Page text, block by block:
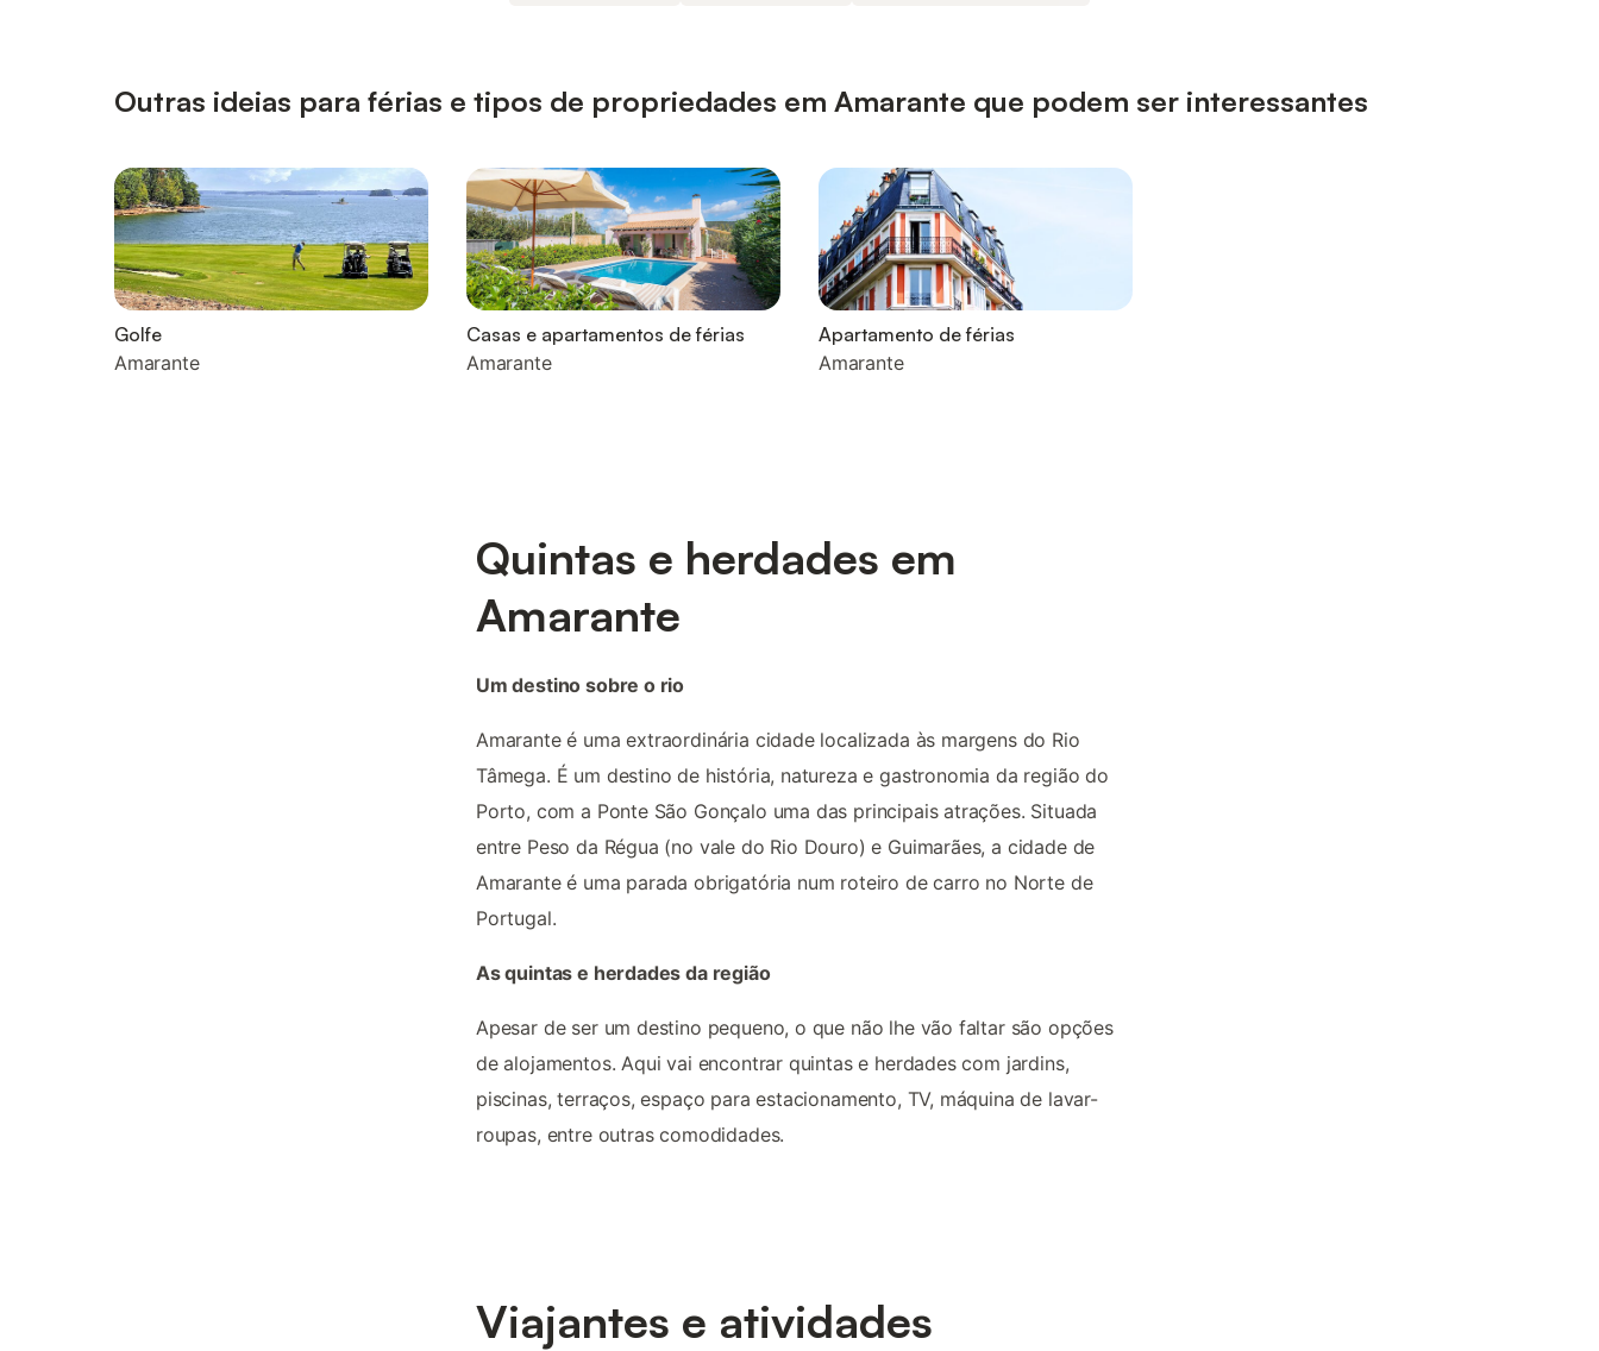
Outras ideias para férias e tipos de propriedades em Amarante que podem ser interessantes
Golfe
Amarante
Casas e apartamentos de férias
Amarante
Apartamento de férias
Amarante
Quintas e herdades em
Amarante
Um destino sobre o rio
Amarante é uma extraordinária cidade localizada às margens do Rio
Tâmega. É um destino de história, natureza e gastronomia da região do
Porto, com a Ponte São Gonçalo uma das principais atrações. Situada
entre Peso da Régua (no vale do Rio Douro) e Guimarães, a cidade de
Amarante é uma parada obrigatória num roteiro de carro no Norte de
Portugal.
As quintas e herdades da região
Apesar de ser um destino pequeno, o que não lhe vão faltar são opções
de alojamentos. Aqui vai encontrar quintas e herdades com jardins,
piscinas, terraços, espaço para estacionamento, TV, máquina de lavar-
roupas, entre outras comodidades.
Viajantes e atividades